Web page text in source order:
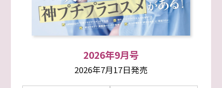
2026年9月号
2026年7月17日発売